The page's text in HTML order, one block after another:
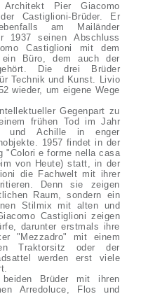
Pier Giacomo
Castiglioni-Brüder. Er
am Mailänder
1937 seinen Abschluss
Castiglioni mit dem
Büro, dem auch der
Die drei Brüder
Technik und Kunst. Livio
wieder, um eigene Wege
Gegenpart zu
frühen Tod im Jahr
und Achille in enger
1957 findet in der
"Colori e forme nella casa
von Heute) statt, in der
die Fachwelt mit ihrer
Denn sie zeigen
Raum, sondern ein
Stilmix mit alten und
Castiglioni zeigen
darunter erstmals ihre
"Mezzadro" mit einem
Traktorsitz oder der
werden erst viele
Brüder mit ihren
Arredoluce, Flos und